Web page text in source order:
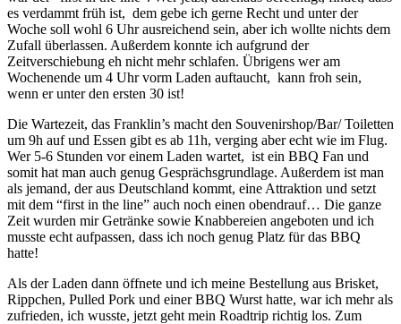
es verdammt früh ist, dem gebe ich gerne Recht und unter der
Woche soll wohl 6 Uhr ausreichend sein, aber ich wollte nichts dem
Zufall überlassen. Außerdem konnte ich aufgrund der
Zeitverschiebung eh nicht mehr schlafen. Übrigens wer am
Wochenende um 4 Uhr vorm Laden auftaucht, kann froh sein,
wenn er unter den ersten 30 ist!
Die Wartezeit, das Franklin’s macht den Souvenirshop/Bar/ Toiletten
um 9h auf und Essen gibt es ab 11h, verging aber echt wie im Flug.
Wer 5-6 Stunden vor einem Laden wartet, ist ein BBQ Fan und
somit hat man auch genug Gesprächsgrundlage. Außerdem ist man
als jemand, der aus Deutschland kommt, eine Attraktion und setzt
mit dem “first in the line” auch noch einen obendrauf… Die ganze
Zeit wurden mir Getränke sowie Knabbereien angeboten und ich
musste echt aufpassen, dass ich noch genug Platz für das BBQ
hatte!
Als der Laden dann öffnete und ich meine Bestellung aus Brisket,
Rippchen, Pulled Pork und einer BBQ Wurst hatte, war ich mehr als
zufrieden, ich wusste, jetzt geht mein Roadtrip richtig los. Zum